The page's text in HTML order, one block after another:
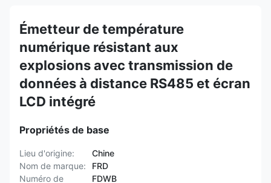
Émetteur de température
numérique résistant aux
explosions avec transmission de
données à distance RS485 et écran
LCD intégré
Propriétés de base
Lieu d'origine:
Chine
Nom de marque:
FRD
Numéro de
FDWB